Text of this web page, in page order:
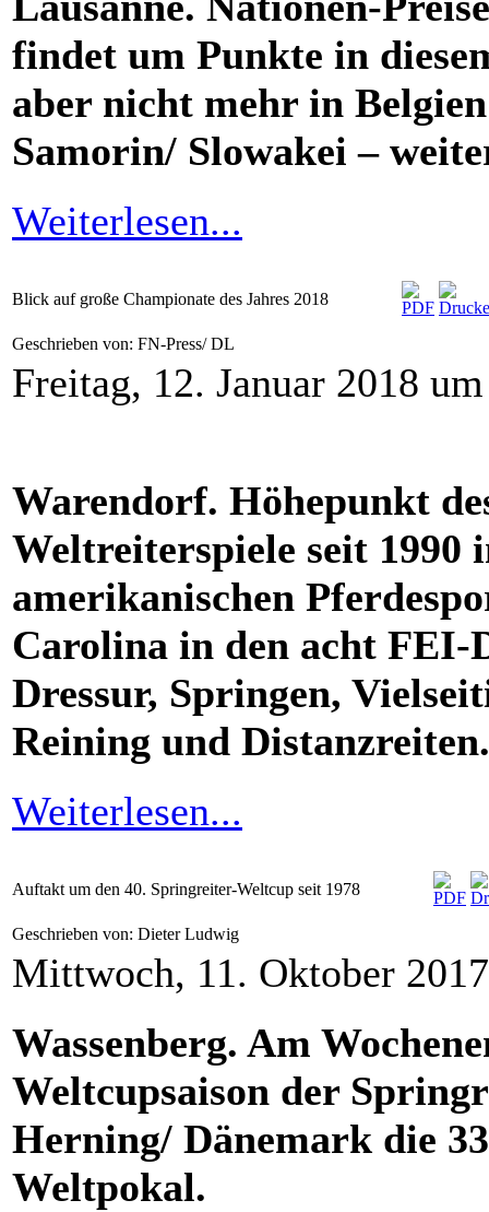
findet um Punkte in
aber nicht mehr in
Samorin/ Slowakei –
Weiterlesen...
Blick auf große Championate des Jahres 2018
Geschrieben von: FN-Press/ DL
Freitag, 12. Januar 2018
Warendorf. Höhepunkt
Weltreiterspiele seit 1990
amerikanischen
Carolina in den acht FEI-
Dressur, Springen,
Reining und Distanzreiten.
Weiterlesen...
Auftakt um den 40. Springreiter-Weltcup seit 1978
Geschrieben von: Dieter Ludwig
Mittwoch, 11. Oktober
Wassenberg. Am
Weltcupsaison der
Herning/ Dänemark die
Weltpokal.